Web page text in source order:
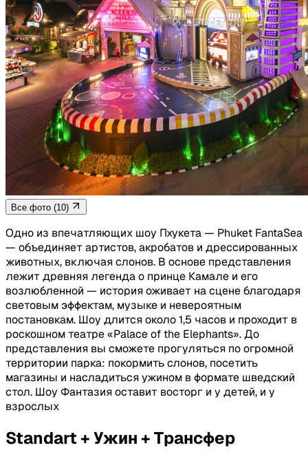
Все фото (10)
Одно из впечатляющих шоу Пхукета — Phuket FantaSea
— объединяет артистов, акробатов и дрессированных
животных, включая слонов. В основе представления
лежит древняя легенда о принце Камале и его
возлюбленной — история оживает на сцене благодаря
световым эффектам, музыке и невероятным
постановкам. Шоу длится около 1,5 часов и проходит в
роскошном театре «Palace of the Elephants». До
представления вы сможете прогуляться по огромной
территории парка: покормить слонов, посетить
магазины и насладиться ужином в формате шведский
стол. Шоу Фантазия оставит восторг и у детей, и у
взрослых
Standart + Ужин + Трансфер